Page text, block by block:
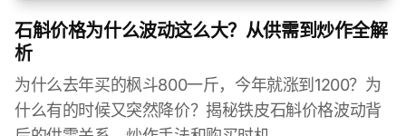
石斛价格为什么波动这么大？从供需到炒作全解
析
为什么去年买的枫斗800一斤，今年就涨到1200？为
什么有的时候又突然降价？揭秘铁皮石斛价格波动背